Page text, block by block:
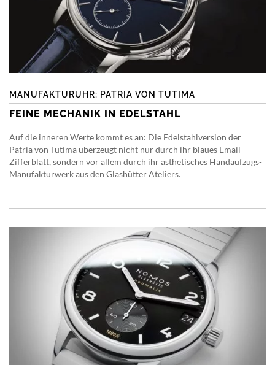
MANUFAKTURUHR: PATRIA VON TUTIMA
FEINE MECHANIK IN EDELSTAHL
Auf die inneren Werte kommt es an: Die Edelstahlversion der
Patria von Tutima überzeugt nicht nur durch ihr blaues Email-
Zifferblatt, sondern vor allem durch ihr ästhetisches Handaufzugs-
Manufakturwerk aus den Glashütter Ateliers.